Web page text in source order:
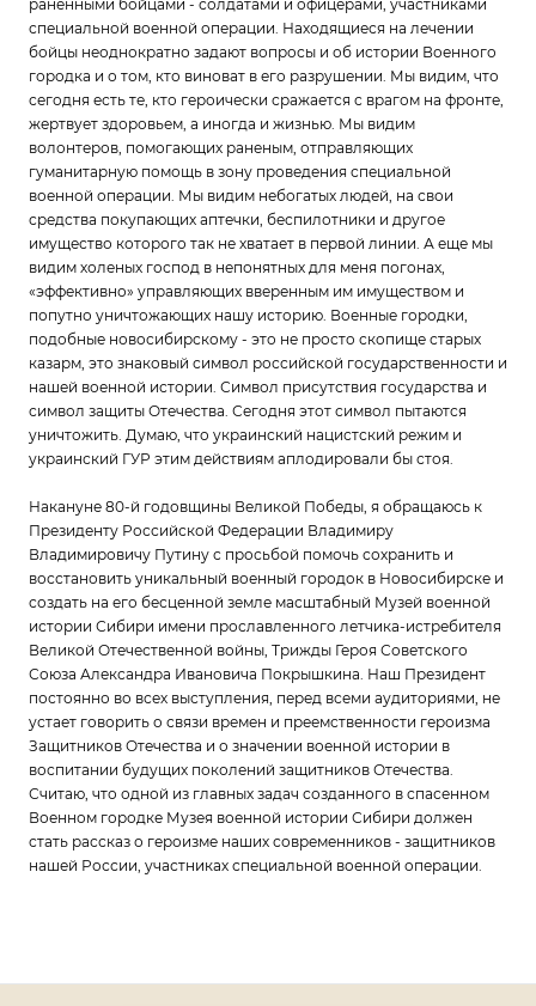
раненными бойцами - солдатами и офицерами, участниками
специальной военной операции. Находящиеся на лечении
бойцы неоднократно задают вопросы и об истории Военного
городка и о том, кто виноват в его разрушении. Мы видим, что
сегодня есть те, кто героически сражается с врагом на фронте,
жертвует здоровьем, а иногда и жизнью. Мы видим
волонтеров, помогающих раненым, отправляющих
гуманитарную помощь в зону проведения специальной
военной операции. Мы видим небогатых людей, на свои
средства покупающих аптечки, беспилотники и другое
имущество которого так не хватает в первой линии. А еще мы
видим холеных господ в непонятных для меня погонах,
«эффективно» управляющих вверенным им имуществом и
попутно уничтожающих нашу историю. Военные городки,
подобные новосибирскому - это не просто скопище старых
казарм, это знаковый символ российской государственности и
нашей военной истории. Символ присутствия государства и
символ защиты Отечества. Сегодня этот символ пытаются
уничтожить. Думаю, что украинский нацистский режим и
украинский ГУР этим действиям аплодировали бы стоя.
Накануне 80-й годовщины Великой Победы, я обращаюсь к
Президенту Российской Федерации Владимиру
Владимировичу Путину с просьбой помочь сохранить и
восстановить уникальный военный городок в Новосибирске и
создать на его бесценной земле масштабный Музей военной
истории Сибири имени прославленного летчика-истребителя
Великой Отечественной войны, Трижды Героя Советского
Союза Александра Ивановича Покрышкина. Наш Президент
постоянно во всех выступления, перед всеми аудиториями, не
устает говорить о связи времен и преемственности героизма
Защитников Отечества и о значении военной истории в
воспитании будущих поколений защитников Отечества.
Считаю, что одной из главных задач созданного в спасенном
Военном городке Музея военной истории Сибири должен
стать рассказ о героизме наших современников - защитников
нашей России, участниках специальной военной операции.